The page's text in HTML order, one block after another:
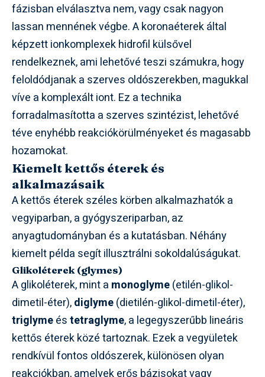
fázisban elválasztva nem, vagy csak nagyon
lassan mennének végbe. A koronaéterek által
képzett ionkomplexek hidrofil külsővel
rendelkeznek, ami lehetővé teszi számukra, hogy
feloldódjanak a szerves oldószerekben, magukkal
víve a komplexált iont. Ez a technika
forradalmasította a szerves szintézist, lehetővé
téve enyhébb reakciókörülményeket és magasabb
hozamokat.
Kiemelt kettős éterek és
alkalmazásaik
A kettős éterek széles körben alkalmazhatók a
vegyiparban, a gyógyszeriparban, az
anyagtudományban és a kutatásban. Néhány
kiemelt példa segít illusztrálni sokoldalúságukat.
Glikoléterek (glymes)
A glikoléterek, mint a monoglyme(etilén-glikol-
dimetil-éter),diglyme(dietilén-glikol-dimetil-éter),
triglymeéstetraglyme, a legegyszerűbb lineáris
kettős éterek közé tartoznak. Ezek a vegyületek
rendkívül fontos oldószerek, különösen olyan
reakciókban, amelyek erős bázisokat vagy